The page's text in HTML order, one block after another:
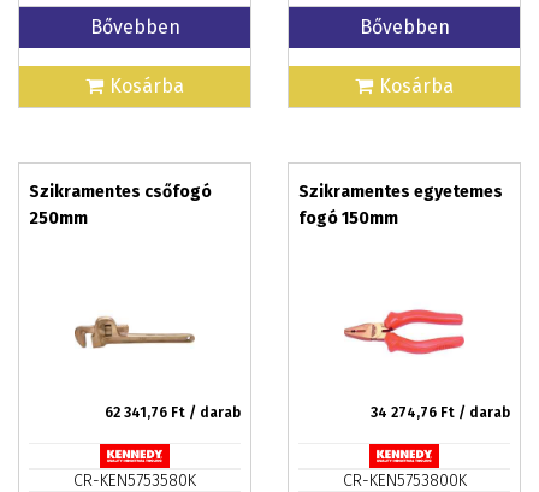
Bővebben
Kosárba
Bővebben
Kosárba
Szikramentes csőfogó
250mm
62 341,76 Ft / darab
CR-KEN5753580K
Szikramentes egyetemes
fogó 150mm
34 274,76 Ft / darab
CR-KEN5753800K